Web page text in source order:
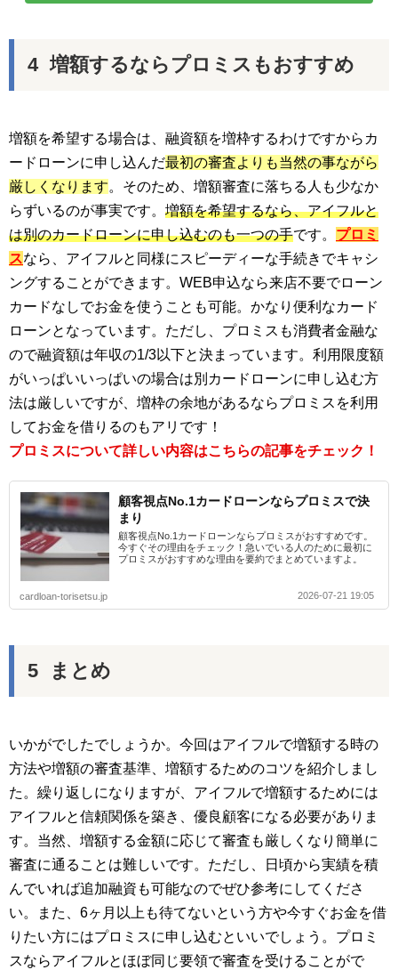
増額するならプロミスもおすすめ
増額を希望する場合は、融資額を増枠するわけですからカ
ードローンに申し込んだ最初の審査よりも当然の事ながら
厳しくなります。そのため、増額審査に落ちる人も少なか
らずいるのが事実です。 増額を希望するなら、アイフルと
は別のカードローンに申し込むのも一つの手です。 プロミ
スなら、アイフルと同様にスピーディーな手続きでキャシ
ングすることができます。WEB申込なら来店不要でローン
カードなしでお金を使うことも可能。かなり便利なカード
ローンとなっています。ただし、プロミスも消費者金融な
ので融資額は年収の1/3以下と決まっています。利用限度額
がいっぱいいっぱいの場合は別カードローンに申し込む方
法は厳しいですが、増枠の余地があるならプロミスを利用
してお金を借りるのもアリです！
プロミスについて詳しい内容はこちらの記事をチェック！
顧客視点No.1カードローンならプロミスで決
まり
顧客視点No.1カードローンならプロミスがおすすめです。
今すぐその理由をチェック！急いでいる人のために最初に
プロミスがおすすめな理由を要約でまとめていますよ。
cardloan-torisetsu.jp 2026-07-21 19:05
まとめ
いかがでしたでしょうか。今回はアイフルで増額する時の
方法や増額の審査基準、増額するためのコツを紹介しまし
た。繰り返しになりますが、アイフルで増額するためには
アイフルと信頼関係を築き、優良顧客になる必要がありま
す。当然、増額する金額に応じて審査も厳しくなり簡単に
審査に通ることは難しいです。ただし、日頃から実績を積
んでいれば追加融資も可能なのでぜひ参考にしてくださ
い。また、6ヶ月以上も待てないという方や今すぐお金を借
りたい方にはプロミスに申し込むといいでしょう。プロミ
スならアイフルとほぼ同じ要領で審査を受けることがで